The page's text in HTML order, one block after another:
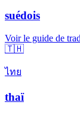
suédois
Voir le guide de
🇹🇭
ไทย
thaï